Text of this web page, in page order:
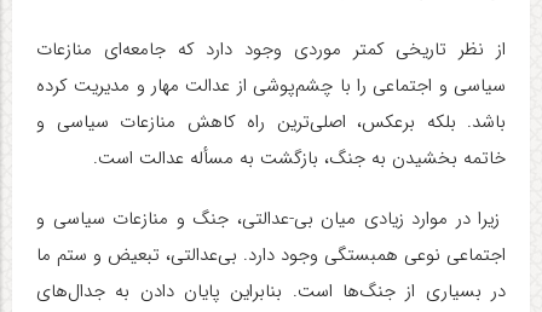
از نظر تاریخی کمتر موردی وجود دارد که جامعه‌ای منازعات
سیاسی و اجتماعی را با چشمپوشی از عدالت مهار و مدیریت کرده
باشد. بلکه برعکس، اصلی‌ترین راه کاهش منازعات سیاسی و
خاتمه بخشیدن به جنگ، بازگشت به مسأله عدالت است.
زیرا در موارد زیادی میان بی-عدالتی، جنگ و منازعات سیاسی و
اجتماعی نوعی همبستگی وجود دارد. بی‌عدالتی، تبعیض و ستم ما
در بسیاری از جنگها است. بنابراین پایان دادن به جدالهای